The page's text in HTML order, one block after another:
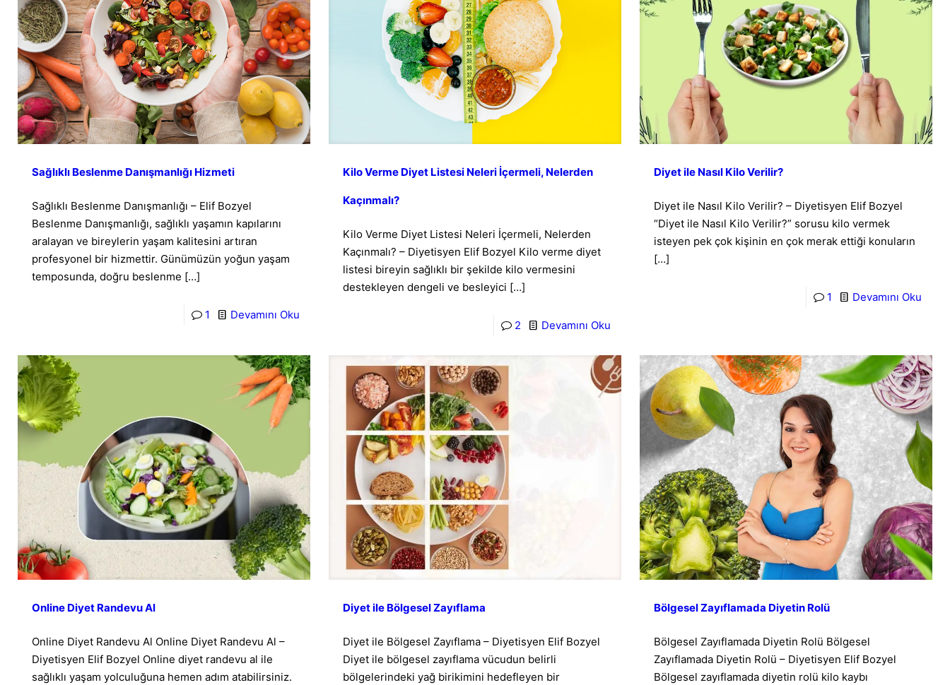
Sağlıklı Beslenme Danışmanlığı Hizmeti
Sağlıklı Beslenme Danışmanlığı – Elif Bozyel
Beslenme Danışmanlığı, sağlıklı yaşamın kapılarını
aralayan ve bireylerin yaşam kalitesini artıran
profesyonel bir hizmettir. Günümüzün yoğun yaşam
temposunda, doğru beslenme […]
1 Devamını Oku
Kilo Verme Diyet Listesi Neleri İçermeli, Nelerden
Kaçınmalı?
Kilo Verme Diyet Listesi Neleri İçermeli, Nelerden
Kaçınmalı? – Diyetisyen Elif Bozyel Kilo verme diyet
listesi bireyin sağlıklı bir şekilde kilo vermesini
destekleyen dengeli ve besleyici […]
2 Devamını Oku
Diyet ile Nasıl Kilo Verilir?
Diyet ile Nasıl Kilo Verilir? – Diyetisyen Elif Bozyel
“Diyet ile Nasıl Kilo Verilir?” sorusu kilo vermek
isteyen pek çok kişinin en çok merak ettiği konuların
[…]
1 Devamını Oku
Online Diyet Randevu Al
Online Diyet Randevu Al Online Diyet Randevu Al –
Diyetisyen Elif Bozyel Online diyet randevu al ile
sağlıklı yaşam yolculuğuna hemen adım atabilirsiniz.
Diyet ile Bölgesel Zayıflama
Diyet ile Bölgesel Zayıflama – Diyetisyen Elif Bozyel
Diyet ile bölgesel zayıflama vücudun belirli
bölgelerindeki yağ birikimini hedefleyen bir
Bölgesel Zayıflamada Diyetin Rolü
Bölgesel Zayıflamada Diyetin Rolü Bölgesel
Zayıflamada Diyetin Rolü – Diyetisyen Elif Bozyel
Bölgesel zayıflamada diyetin rolü kilo kaybı